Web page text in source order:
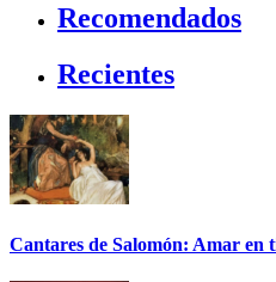
Recomendados
Recientes
Cantares de Salomón: Amar en